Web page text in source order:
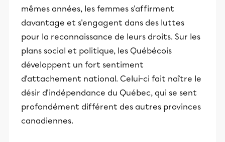
mêmes années, les femmes s'affirment
davantage et s'engagent dans des luttes
pour la reconnaissance de leurs droits. Sur les
plans social et politique, les Québécois
développent un fort sentiment
d'attachement national. Celui-ci fait naître le
désir d'indépendance du Québec, qui se sent
profondément différent des autres provinces
canadiennes.